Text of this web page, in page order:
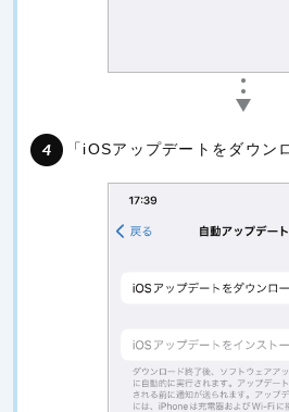
「iOSアップデートをダウン